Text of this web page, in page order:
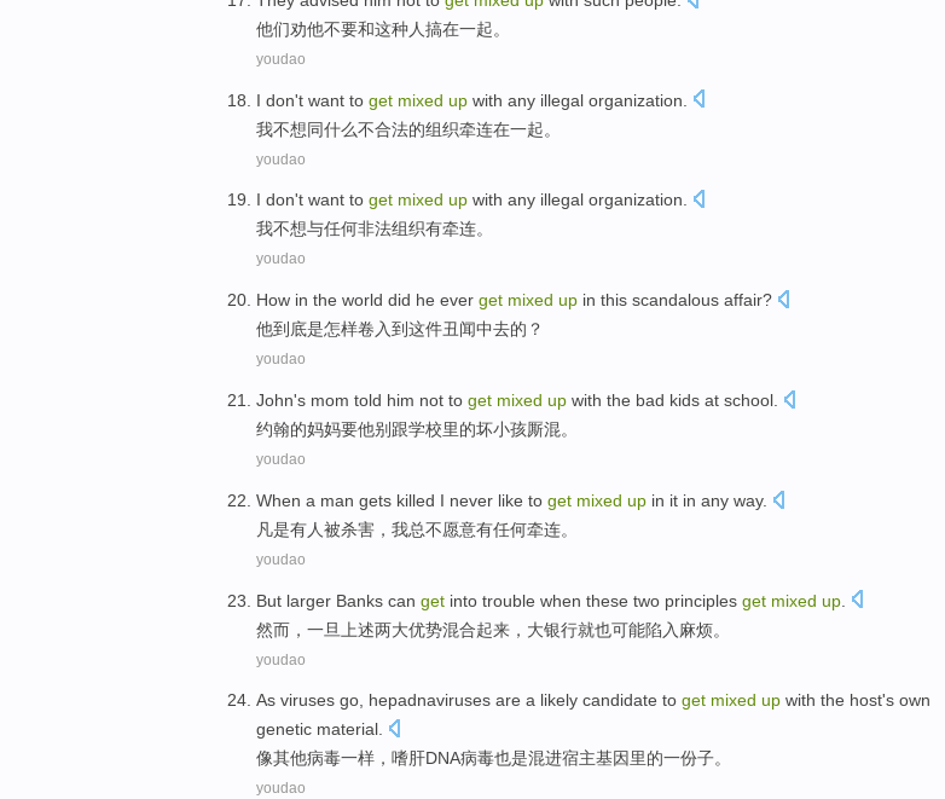
他们劝他不要和这种人搞在一起。
youdao
I don't want to get mixed up with any illegal organization
我不想同什么不合法的组织牵连在一起。
youdao
I don't want to get mixed up with any illegal organization.
我不想与任何非法组织有牵连。
youdao
How in the world did he ever get mixed up in this scandalous affair?
他到底是怎样卷入到这件丑闻中去的？
youdao
John's mom told him not to get mixed up with the bad kids at school
约翰的妈妈要他别 跟学校里的坏小孩厮混。
youdao
When a man gets killed I never like to get mixed up in it in any way.
凡是有人被杀害 ， 我总不愿意有任何牵连。
youdao
But larger Banks can get into trouble when these two principles get mixed up
然而 ， 一旦 上述两大优势混合起来， 大银行就也可能陷入 麻烦。
youdao
As viruses go, hepadnaviruses are a likely candidate to get mixed up with the host's own
genetic material.
像其他病毒一样，嗜肝DNA病毒也是混进宿主基因里的一份子。
youdao